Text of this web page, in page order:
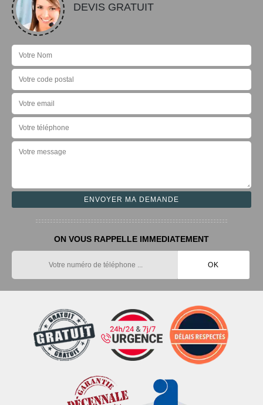
DEVIS GRATUIT
ON VOUS RAPPELLE IMMEDIATEMENT